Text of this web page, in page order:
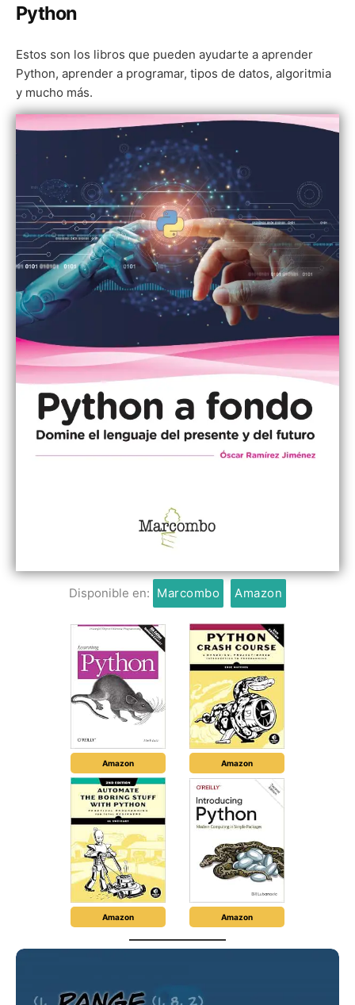
Python
Estos son los libros que pueden ayudarte a aprender
Python, aprender a programar, tipos de datos, algoritmia
y mucho más.
Disponible en: Marcombo Amazon
Amazon Amazon
Amazon Amazon
enumerados